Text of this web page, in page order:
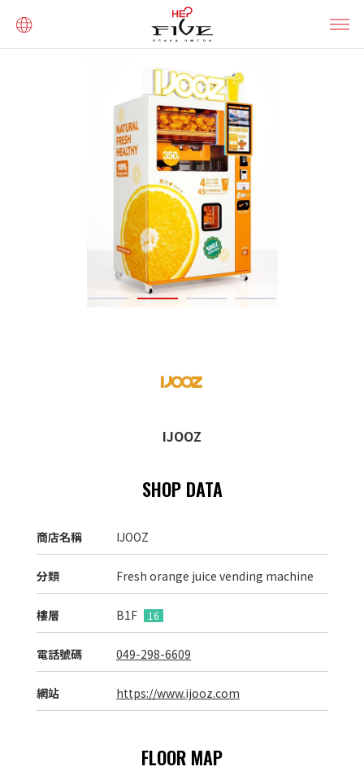
IJOOZ
SHOP DATA
商店名稱 IJOOZ
分類 Fresh orange juice vending machine
樓層 B1F 16
電話號碼 049-298-6609
網站 https://www.ijooz.com
FLOOR MAP